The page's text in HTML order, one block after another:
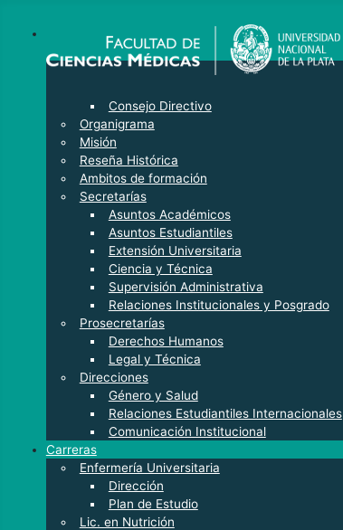
Consejo Directivo
Organigrama
Misión
Reseña Histórica
Ambitos de formación
Secretarías
Asuntos Académicos
Asuntos Estudiantiles
Extensión Universitaria
Ciencia y Técnica
Supervisión Administrativa
Relaciones Institucionales y Posgrado
Prosecretarías
Derechos Humanos
Legal y Técnica
Direcciones
Género y Salud
Relaciones Estudiantiles Internacionales
Comunicación Institucional
Carreras
Enfermería Universitaria
Dirección
Plan de Estudio
Lic. en Nutrición